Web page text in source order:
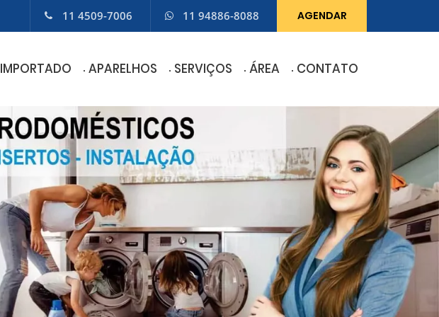
11 4509-7006 11 94886-8088 AGENDAR
IMPORTADO APARELHOS SERVIÇOS ÁREA CONTATO